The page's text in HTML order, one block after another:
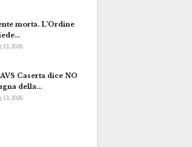
morta. L’Ordine
13, 2026
Caserta dice NO
della…
13, 2026